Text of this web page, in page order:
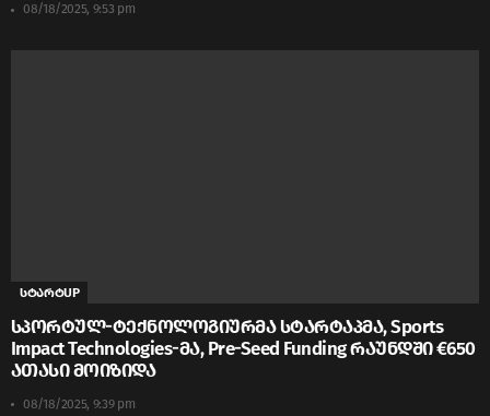
08/18/2025, 9:53 pm
სტარტUP
სპორტულ-ტექნოლოგიურმა სტარტაპმა, Sports
Impact Technologies-მა, Pre-Seed Funding რაუნდში €650
ათასი მოიზიდა
08/18/2025, 9:39 pm